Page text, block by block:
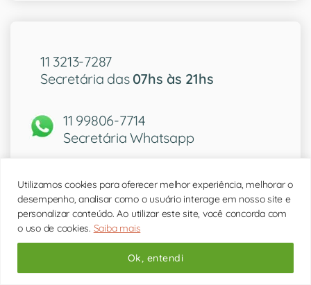
Utilizamos cookies para oferecer melhor experiência, melhorar o
desempenho, analisar como o usuário interage em nosso site e
personalizar conteúdo. Ao utilizar este site, você concorda com
o uso de cookies. Saiba mais
Ok, entendi
11 3213-7287
Secretária das 07hs às 21hs
11 99806-7714
Secretária Whatsapp
Quem atende aqui